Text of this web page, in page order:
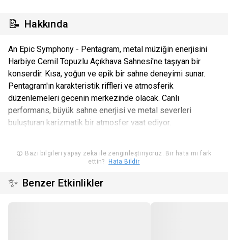
📝 Hakkında
An Epic Symphony - Pentagram, metal müziğin enerjisini
Harbiye Cemil Topuzlu Açıkhava Sahnesi'ne taşıyan bir
konserdir. Kısa, yoğun ve epik bir sahne deneyimi sunar.
Pentagram'ın karakteristik riffleri ve atmosferik
düzenlemeleri gecenin merkezinde olacak. Canlı
performans, büyük sahne enerjisi ve metal severleri
buluşturan karizmatik bir atmosfer vaat ediyor.
Bazı bilgileri yapay zeka ile zenginleştiriyoruz. Bir hata mı fark
ettin?
Hata Bildir
✨ Benzer Etkinlikler